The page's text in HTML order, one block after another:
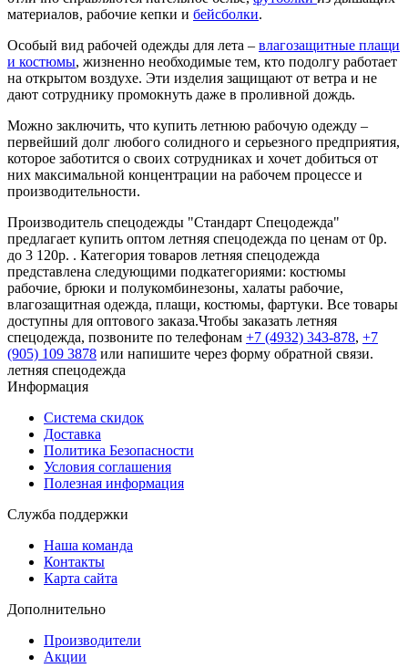
материалов, рабочие кепки и бейсболки.
Особый вид рабочей одежды для лета – влагозащитные плащи
и костюмы, жизненно необходимые тем, кто подолгу работает
на открытом воздухе. Эти изделия защищают от ветра и не
дают сотруднику промокнуть даже в проливной дождь.
Можно заключить, что купить летнюю рабочую одежду –
первейший долг любого солидного и серьезного предприятия,
которое заботится о своих сотрудниках и хочет добиться от
них максимальной концентрации на рабочем процессе и
производительности.
Производитель спецодежды "Стандарт Спецодежда"
предлагает купить оптом летняя спецодежда по ценам от 0р.
до 3 120р. . Категория товаров летняя спецодежда
представлена следующими подкатегориями: костюмы
рабочие, брюки и полукомбинезоны, халаты рабочие,
влагозащитная одежда, плащи, костюмы, фартуки. Все товары
доступны для оптового заказа.Чтобы заказать летняя
спецодежда, позвоните по телефонам +7 (4932) 343-878, +7
(905) 109 3878 или напишите через форму обратной связи.
летняя спецодежда
Информация
Система скидок
Доставка
Политика Безопасности
Условия соглашения
Полезная информация
Служба поддержки
Наша команда
Контакты
Карта сайта
Дополнительно
Производители
Акции